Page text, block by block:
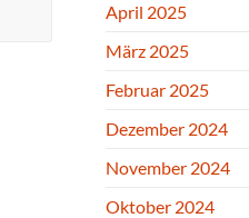
April 2025
März 2025
Februar 2025
Dezember 2024
November 2024
Oktober 2024